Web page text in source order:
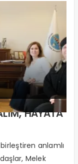
HAYATA
anlamlı
Melek